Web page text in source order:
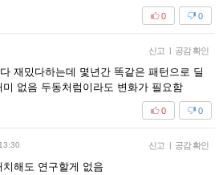
0
0
신고 | 공감 확인
재밌다하는데 몇년간 똑같은 패턴으로 딜
없음 두동처럼이라도 변화가 필요함
0
0
신고 | 공감 확인
해도 연구할게 없음